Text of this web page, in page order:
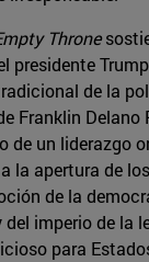
Throne
presidente
de la
Franklin Delano
de un liderazgo
la apertura de
de la
imperio de la
para